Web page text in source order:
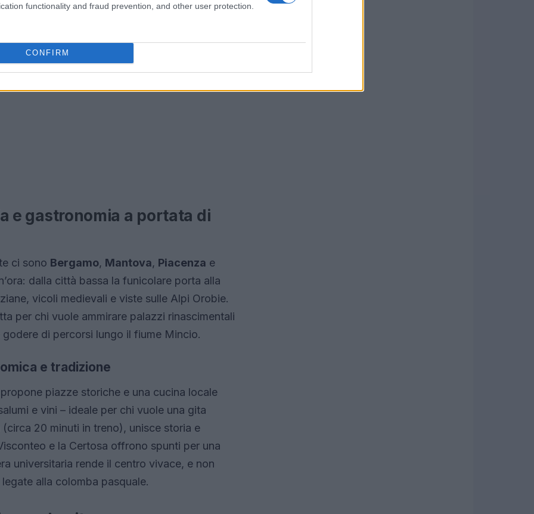
functionality and fraud prevention, and other user protection.
CONFIRM
e gastronomia a portata di
ci sono Bergamo, Mantova, Piacenza e
dalla città bassa la funicolare porta alla
vicoli medievali e viste sulle Alpi Orobie.
per chi vuole ammirare palazzi rinascimentali
di percorsi lungo il fiume Mincio.
e tradizione
propone piazze storiche e una cucina locale
e vini – ideale per chi vuole una gita
20 minuti in treno), unisce storia e
e la Certosa offrono spunti per una
universitaria rende il centro vivace, e non
alla colomba pasquale.